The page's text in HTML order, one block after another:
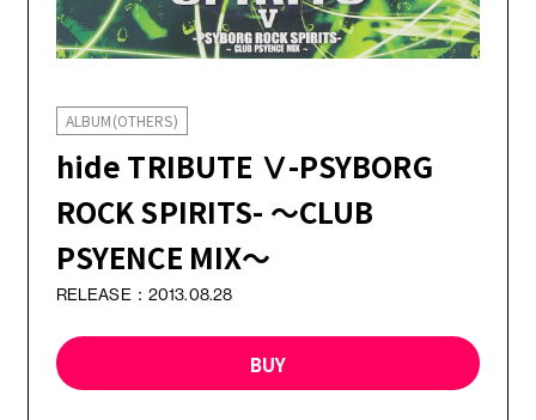
FANCLUB MENU
JOIN LOGIN
FC NEWS
ALBUM(OTHERS)
hide TRIBUTE Ⅴ-PSYBORG
ROCK SPIRITS- ～CLUB
PSYENCE MIX～
RELEASE：2013.08.28
BUY